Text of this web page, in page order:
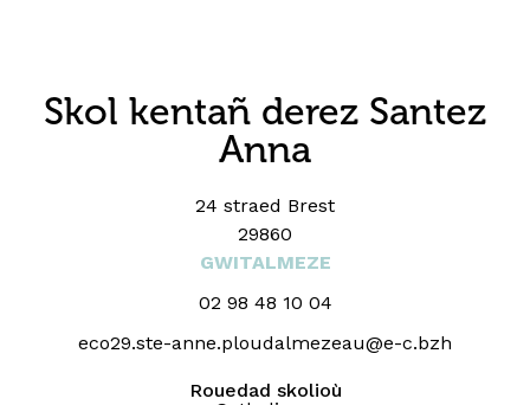
Skol kentañ derez Santez
Anna
24 straed Brest
29860
GWITALMEZE
02 98 48 10 04
eco29.ste-anne.ploudalmezeau@e-c.bzh
Rouedad skolioù